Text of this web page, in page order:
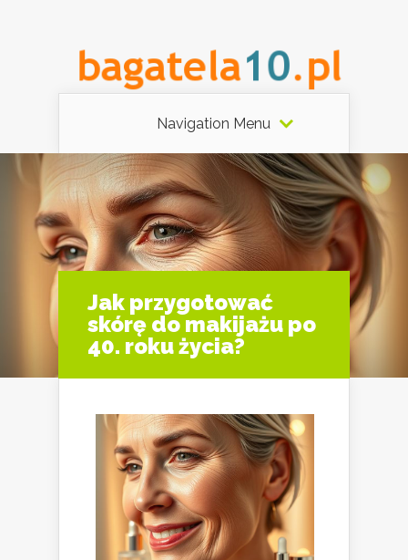
Navigation Menu
Jak przygotować
skórę do makijażu po
40. roku życia?